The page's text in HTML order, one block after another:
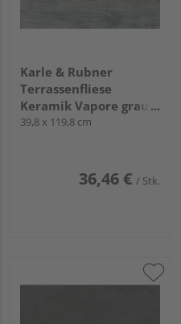
Karle & Rubner
Terrassenfliese
Keramik Vapore grau
glatt TERRACON® - 20
39,8 x 119,8 cm
36,46 € / Stk.